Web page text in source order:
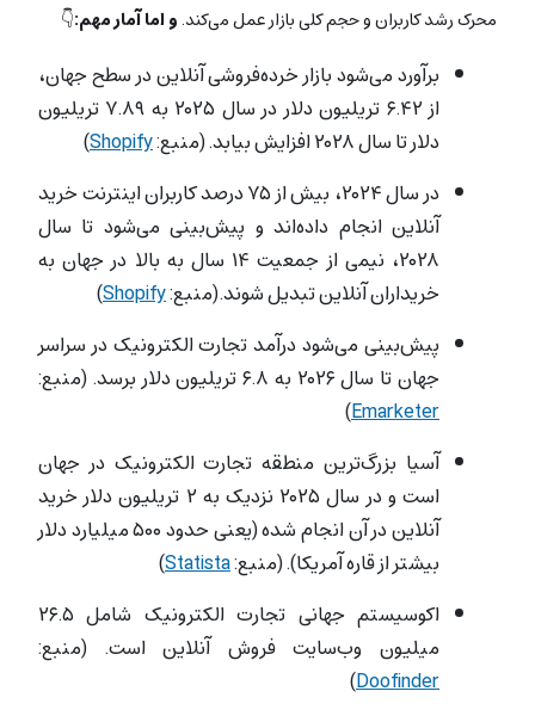
محرک رشد کاربران و حجم کلی بازار عمل می‌کند.و اما آمار مهم:👇
برآورد می‌شود بازار خرده‌فروشی آنلاین در سطح جهان،
از ۶.۴۲ تریلیون دلار در سال ۲۰۲۵ به ۷.۸۹ تریلیون
دلار تا سال ۲۰۲۸ افزایش بیابد. (منبع:
Shopify
)
در سال ۲۰۲۴، بیش از ۷۵ درصد کاربران اینترنت خرید
آنلاین انجام داده‌اند و پیش‌بینی می‌شود تا سال
۲۰۲۸، نیمی از جمعیت ۱۴ سال به بالا در جهان به
خریداران آنلاین تبدیل شوند. (منبع:Shopify
)
پیش‌بینی می‌شود درآمد تجارت الکترونیک در سراسر
جهان تا سال ۲۰۲۶ به ۶.۸ تریلیون دلار برسد. (منبع:
Emarketer
)
آسیا بزرگ‌ترین منطقه تجارت الکترونیک در جهان
است و در سال ۲۰۲۵ نزدیک به ۲ تریلیون دلار خرید
آنلاین در آن انجام شده (یعنی حدود ۵۰۰ میلیارد دلار
بیشتر از قاره آمریکا). (منبع:Statista
)
اکوسیستم جهانی تجارت الکترونیک شامل ۲۶.۵
میلیون وب‌سایت فروش آنلاین است. (منبع:
Doofinder
)